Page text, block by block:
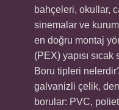
bahçeleri, okullar,
sinemalar ve
en doğru montaj
(PEX) yapısı sıcak
Boru tipleri
galvanizli çelik,
borular: PVC,